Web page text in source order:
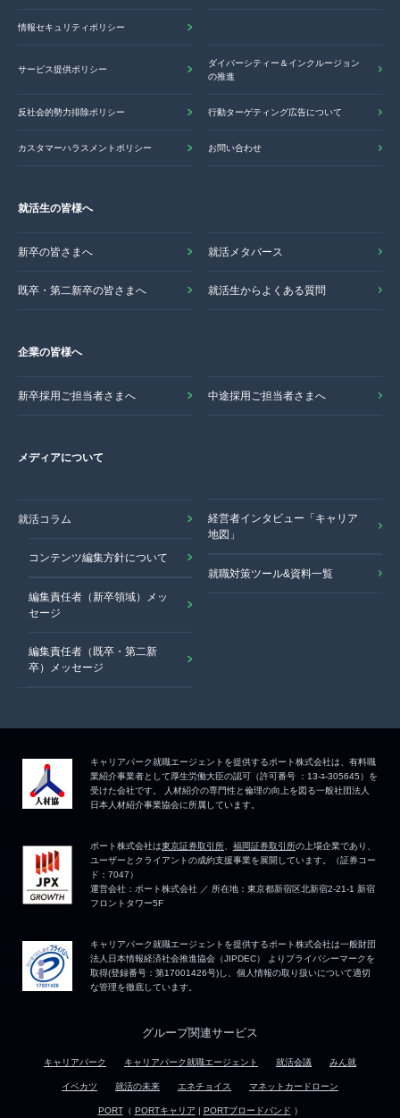
情報セキュリティポリシー
サービス提供ポリシー
ダイバーシティー＆インクルージョン
の推進
反社会的勢力排除ポリシー 行動ターゲティング広告について
カスタマーハラスメントポリシー お問い合わせ
就活生の皆様へ
新卒の皆さまへ 就活メタバース
既卒・第二新卒の皆さまへ 就活生からよくある質問
企業の皆様へ
新卒採用ご担当者さまへ 中途採用ご担当者さまへ
メディアについて
就活コラム
コンテンツ編集方針について
編集責任者（新卒領域）メッ
セージ
編集責任者（既卒・第二新
卒）メッセージ
経営者インタビュー「キャリア
地図」
就職対策ツール&資料一覧